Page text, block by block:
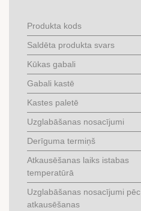
Produkta kods
Saldēta produkta svars
Kūkas gabali
Gabali kastē
Kastes paletē
Uzglabāšanas nosacījumi
Derīguma termiņš
Atkausēšanas laiks istabas
temperatūrā
Uzglabāšanas nosacījumi pēc
atkausēšanas